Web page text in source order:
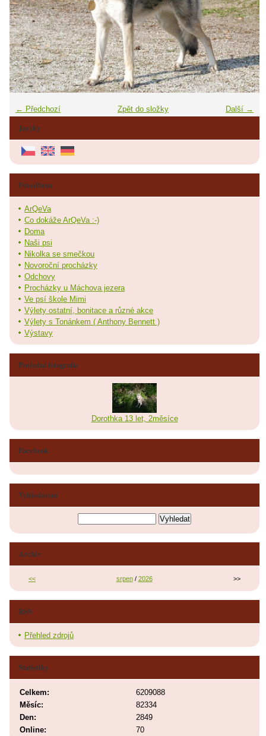
← Předchozí Další →
Zpět do složky
Jazyky
Fotoalbum
ArQeVa
Co dokáže ArQeVa :-)
Doma
Naši psi
Nikolka se smečkou
Novoroční procházky
Odchovy
Procházky u Máchova jezera
Ve psí škole Mimi
Výlety ostatní, bonitace a různé akce
Výlety s Tonánkem ( Anthony Bennett )
Výstavy
Poslední fotografie
Dorothka 13 let, 2měsíce
Facebook
Vyhledávání
Archiv
<< srpen/ 2026 >>
RSS
Přehled zdrojů
Statistiky
Online: 70
Celkem:
6209088
Měsíc:
82334
Den:
2849